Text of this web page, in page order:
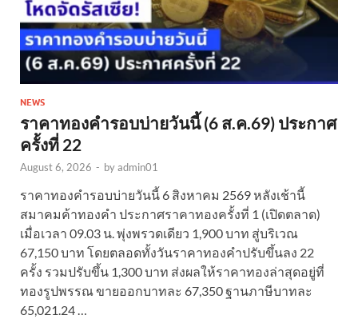
NEWS
ราคาทองคำรอบบ่ายวันนี้ (6 ส.ค.69) ประกาศ
ครั้งที่ 22
August 6, 2026 - byadmin01
ราคาทองคำรอบบ่ายวันนี้ 6 สิงหาคม 2569 หลังเช้านี้
สมาคมค้าทองคำ ประกาศราคาทองครั้งที่ 1 (เปิดตลาด)
เมื่อเวลา 09.03 น. พุ่งพรวดเดียว 1,900 บาท สู่บริเวณ
67,150 บาท โดยตลอดทั้งวันราคาทองคำปรับขึ้นลง 22
ครั้ง รวมปรับขึ้น 1,300 บาท ส่งผลให้ราคาทองล่าสุดอยู่ที่
ทองรูปพรรณ ขายออกบาทละ 67,350 ฐานภาษีบาทละ
65,021.24 …